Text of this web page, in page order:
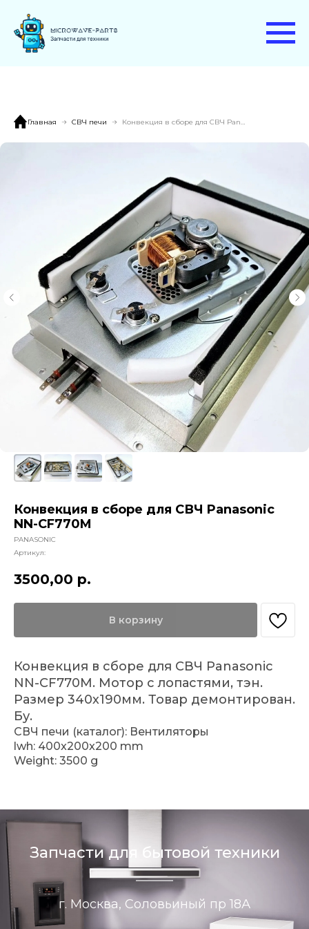
Главная СВЧ печи
Конвекция в сборе для СВЧ Panasonic
NN-CF770M
PANASONIC
Артикул:
3500,00 р.
В корзину
Конвекция в сборе для СВЧ Panasonic
NN-CF770M. Мотор с лопастями, тэн.
Размер 340х190мм. Товар демонтирован.
Бу.
СВЧ печи (каталог): Вентиляторы
lwh: 400x200x200 mm
Weight: 3500 g
Запчасти для бытовой техники
г. Москва, Соловьиный пр 18А